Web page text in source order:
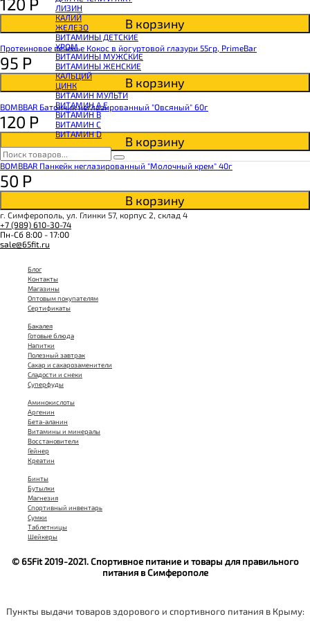
КРЕАТИН
ПОЛЕЗНЫЕ ЖИРЫ
ПРОТЕИН
ПРОТЕИНОВОЕ ПЕЧЕНЬЕ
ПРОТЕИНОВЫЕ БАТОНЧИКИ
ПРОТЕИНОВЫЕ КАШИ
ТЕСТОБУСТЕРЫ
ЦИТРУЛЛИН МАЛАТ
ПРЕДТРЕНИРОВОЧНЫЕ КОМПЛЕКСЫ
ЭНЕРГЕТИКИ И ЖИРОСЖИГАТЕЛИ#
ЛИЗИН
КАЛИЙ
ЖЕЛЕЗО
ВИТАМИНЫ ДЕТСКИЕ
ХРОМ
ВИТАМИНЫ МУЖСКИЕ
ВИТАМИНЫ ЖЕНСКИЕ
КАЛЬЦИЙ
ЦИНК
ВИТАМИН МУЛЬТИ
ВИТАМИН A E
ВИТАМИН B
ВИТАМИН C
ВИТАМИН D
В корзину
Протеиновое печенье Кокос в йогуртовой глазури 55гр, PrimeBar
95 Р
В корзину
BOMBBAR Батончик неглазированный "Овсяный" 60г
120 Р
В корзину
BOMBBAR Панкейк неглазированный "Молочный крем" 40г
50 Р
В корзину
г. Симферополь, ул. Глинки 57, корпус 2, склад 4
+7 (989) 610-30-74
Пн-Сб 8:00 - 17:00
sale@65fit.ru
Блог
Контакты
Магазины
Оптовым покупателям
Сертификаты
Бакалея
Готовые блюда
Напитки
Полезный завтрак
Сахар и сахарозаменители
Сладости и снеки
Суперфуды
Аминокислоты
Аргенин
Бета-аланин
Витамины и минералы
Восстановители
Гейнер
Креатин
Бинты
Бутылки
Магнезия
Спортивный инвентарь
Сумки
Таблетницы
Шейкеры
© 65Fit 2019-2021. Спортивное питание и товары для правильного
питания в Симферополе
Пункты выдачи товаров здорового и спортивного питания в Крыму: